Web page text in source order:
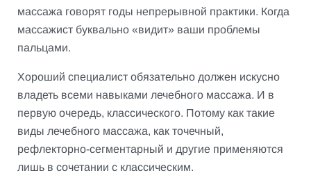
массажа говорят годы непрерывной практики. Когда
массажист буквально «видит» ваши проблемы
пальцами.
Хороший специалист обязательно должен искусно
владеть всеми навыками лечебного массажа. И в
первую очередь, классического. Потому как такие
виды лечебного массажа, как точечный,
рефлекторно-сегментарный и другие применяются
лишь в сочетании с классическим.